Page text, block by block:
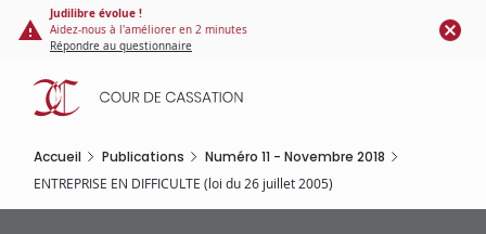
Panneau de gestion des cookies
contenu
principal
Judilibre évolue !
Aidez-nous à l'améliorer en 2 minutes
Répondre au questionnaire
Accueil Publications Numéro 11 - Novembre 2018
ENTREPRISE EN DIFFICULTE (loi du 26 juillet 2005)